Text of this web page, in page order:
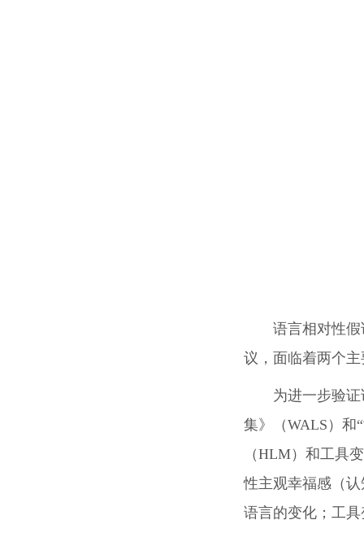
语言相对性
议，面临着两个
为进一步验
集》（WALS）和
（HLM）和工具
性主观幸福感（
语言的变化；工